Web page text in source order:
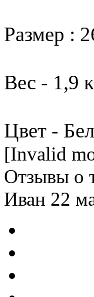
Размер :
Вес - 1,9
Цвет -
[Invalid
Отзывы о
Иван 22